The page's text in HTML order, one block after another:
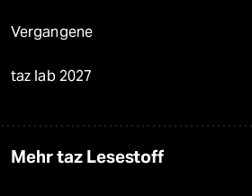
Vergangene
taz lab 2027
Mehr taz Lesestoff